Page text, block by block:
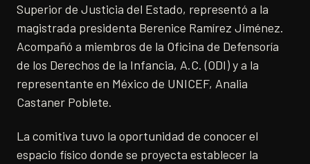
Superior de Justicia del Estado, representó a la
magistrada presidenta Berenice Ramírez Jiménez.
Acompañó a miembros de la Oficina de Defensoría
de los Derechos de la Infancia, A.C. (ODI) y a la
representante en México de UNICEF, Analia
Castaner Poblete.
La comitiva tuvo la oportunidad de conocer el
espacio físico donde se proyecta establecer la